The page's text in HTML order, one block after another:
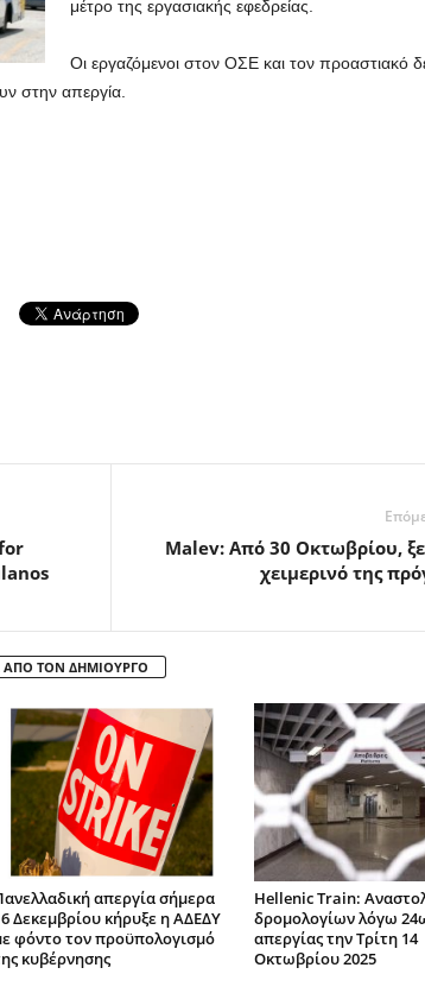
μέτρο της εργασιακής εφεδρείας.
Οι εργαζόμενοι στον ΟΣΕ και τον προαστιακό
στην απεργία.
Malev: Από 30 Οκτωβρίου,
χειμερινό της
ΑΠΟ ΤΟΝ ΔΗΜΙΟΥΡΓΟ
απεργία σήμερα
Δεκεμβρίου κήρυξε η ΑΔΕΔΥ
φόντο τον προϋπολογισμό
κυβέρνησης
Hellenic Train:
δρομολογίων λόγω
απεργίας την Τρίτη 14
Οκτωβρίου 2025